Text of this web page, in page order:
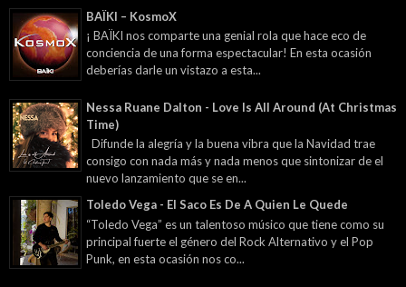
BAÏKI – KosmoX
¡ BAÏKI nos comparte una genial rola que hace eco de
conciencia de una forma espectacular! En esta ocasión
deberías darle un vistazo a esta...
Nessa Ruane Dalton - Love Is All Around (At Christmas
Time)
Difunde la alegría y la buena vibra que la Navidad trae
consigo con nada más y nada menos que sintonizar de el
nuevo lanzamiento que se en...
Toledo Vega - El Saco Es De A Quien Le Quede
“Toledo Vega” es un talentoso músico que tiene como su
principal fuerte el género del Rock Alternativo y el Pop
Punk, en esta ocasión nos co...